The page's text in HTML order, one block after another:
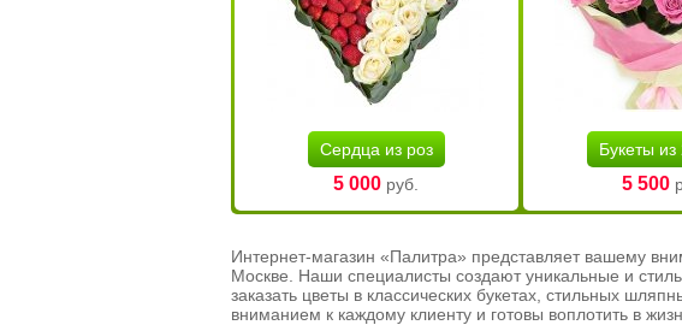
Сердца из роз
5 000 руб.
Букеты из
5 500
Интернет-магазин «Палитра» представляет вашему
Москве. Наши специалисты создают уникальные и
заказать цветы в классических букетах, стильных
вниманием к каждому клиенту и готовы воплотить в